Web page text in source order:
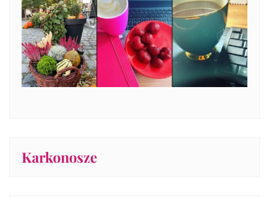
Karkonosze